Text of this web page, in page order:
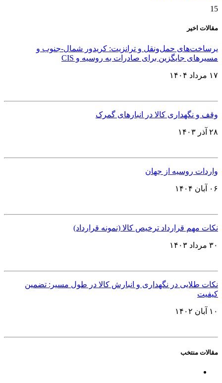
15
مقالات اخیر
یرساخت‌های حمل‌ونقل و ترانزیت: کریدور شمال-جنوب و
مسیرهای جایگزین برای صادرات به روسیه و CIS
۱۷ مرداد ۱۴۰۴
وقف و نگهداری کالا در انبارهای گمرک
۲۸ آذر ۱۴۰۳
واردات روسیه از جهان
۰۶ آبان ۱۴۰۴
نکات مهم قرارداد ترخیص کالا (نمونه قرارداد)
۳۰ مرداد ۱۴۰۳
نکات طلایی در نگهداری و انبارش کالا در طول مسیر: تضمین
کیفیت
۱۰ آبان ۱۴۰۲
مقالات منتخب